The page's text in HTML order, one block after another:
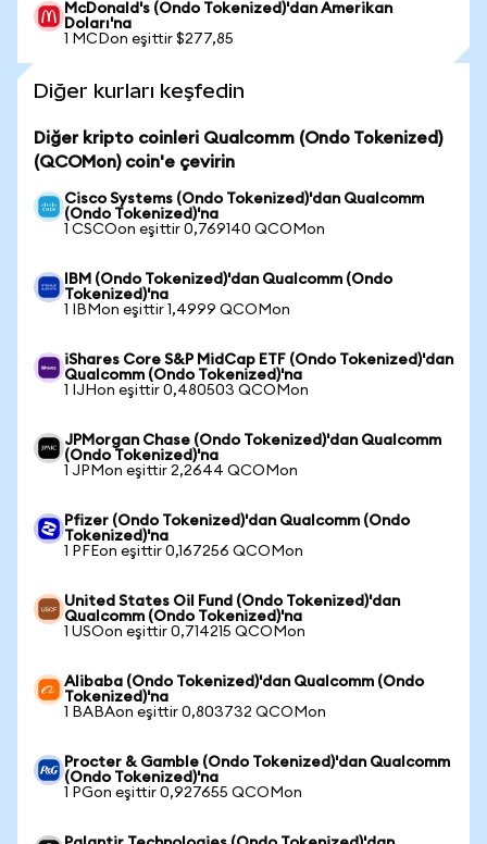
McDonald's (Ondo Tokenized)'dan Amerikan
Doları'na
1 MCDon eşittir $277,85
Diğer kurları keşfedin
Diğer kripto coinleri Qualcomm (Ondo Tokenized)
(QCOMon) coin'e çevirin
Cisco Systems (Ondo Tokenized)'dan Qualcomm
(Ondo Tokenized)'na
1 CSCOon eşittir 0,769140 QCOMon
IBM (Ondo Tokenized)'dan Qualcomm (Ondo
Tokenized)'na
1 IBMon eşittir 1,4999 QCOMon
iShares Core S&P MidCap ETF (Ondo Tokenized)'dan
Qualcomm (Ondo Tokenized)'na
1 IJHon eşittir 0,480503 QCOMon
JPMorgan Chase (Ondo Tokenized)'dan Qualcomm
(Ondo Tokenized)'na
1 JPMon eşittir 2,2644 QCOMon
Pfizer (Ondo Tokenized)'dan Qualcomm (Ondo
Tokenized)'na
1 PFEon eşittir 0,167256 QCOMon
United States Oil Fund (Ondo Tokenized)'dan
Qualcomm (Ondo Tokenized)'na
1 USOon eşittir 0,714215 QCOMon
Alibaba (Ondo Tokenized)'dan Qualcomm (Ondo
Tokenized)'na
1 BABAon eşittir 0,803732 QCOMon
Procter & Gamble (Ondo Tokenized)'dan Qualcomm
(Ondo Tokenized)'na
1 PGon eşittir 0,927655 QCOMon